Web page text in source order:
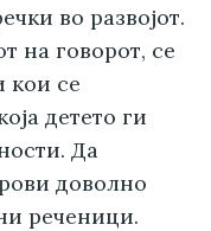
во развојот.
на говорот, се
кои се
детето ги
Да
доволно
реченици.